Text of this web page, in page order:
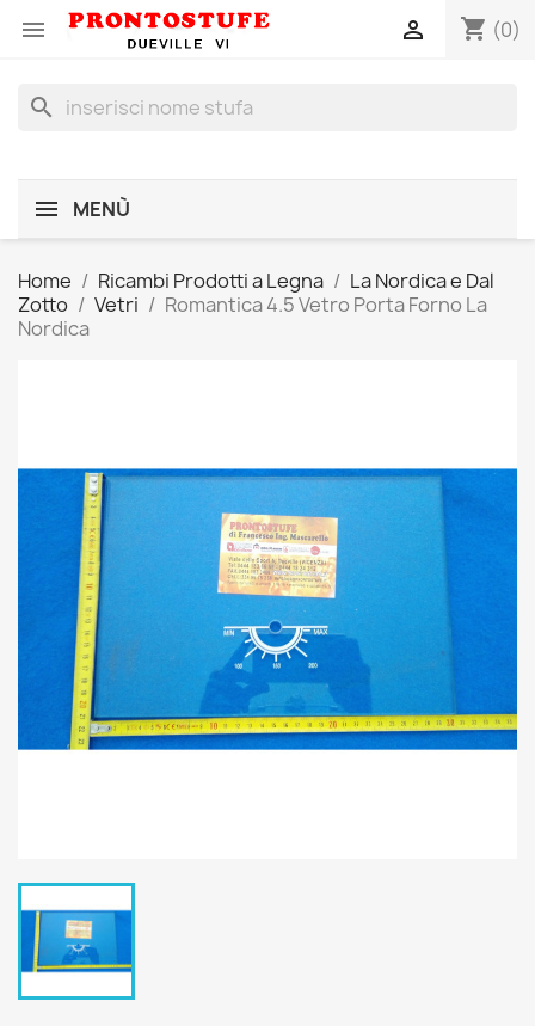
 shopping_cart (0)

search
MENÙ
Home Ricambi Prodotti a Legna
La Nordica e Dal
Zotto
Vetri
Romantica 4.5 Vetro Porta Forno La
Nordica